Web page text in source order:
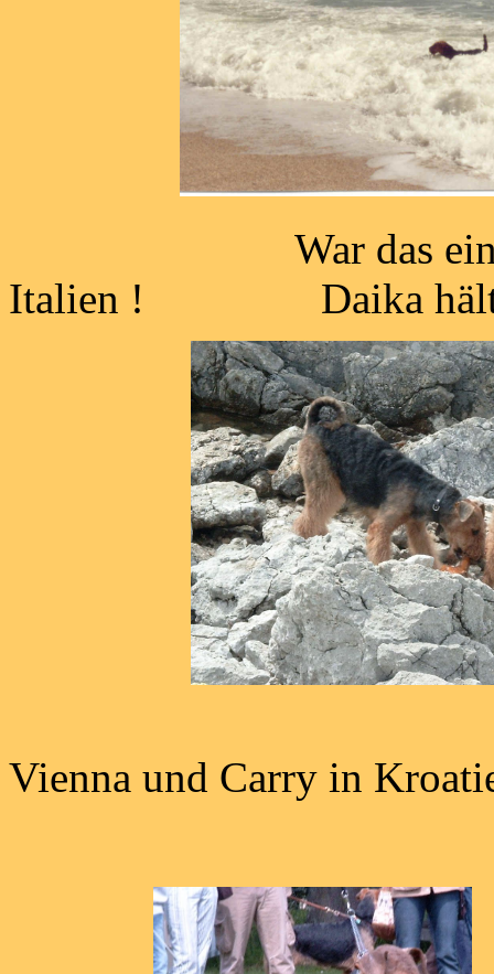
War das
Italien ! Daika hält
Vienna und Carry in